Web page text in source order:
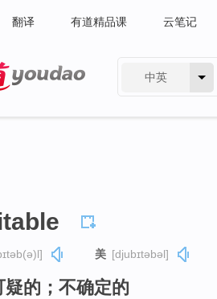
翻译 有道精品课 云笔记
中英
美 [djubɪtəbəl]
疑的；不确定的